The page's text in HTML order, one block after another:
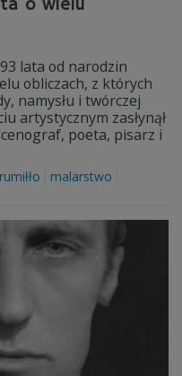
o wielu
lata od narodzin
obliczach, z których
namysłu i twórczej
artystycznym zasłynął
poeta, pisarz i
malarstwo